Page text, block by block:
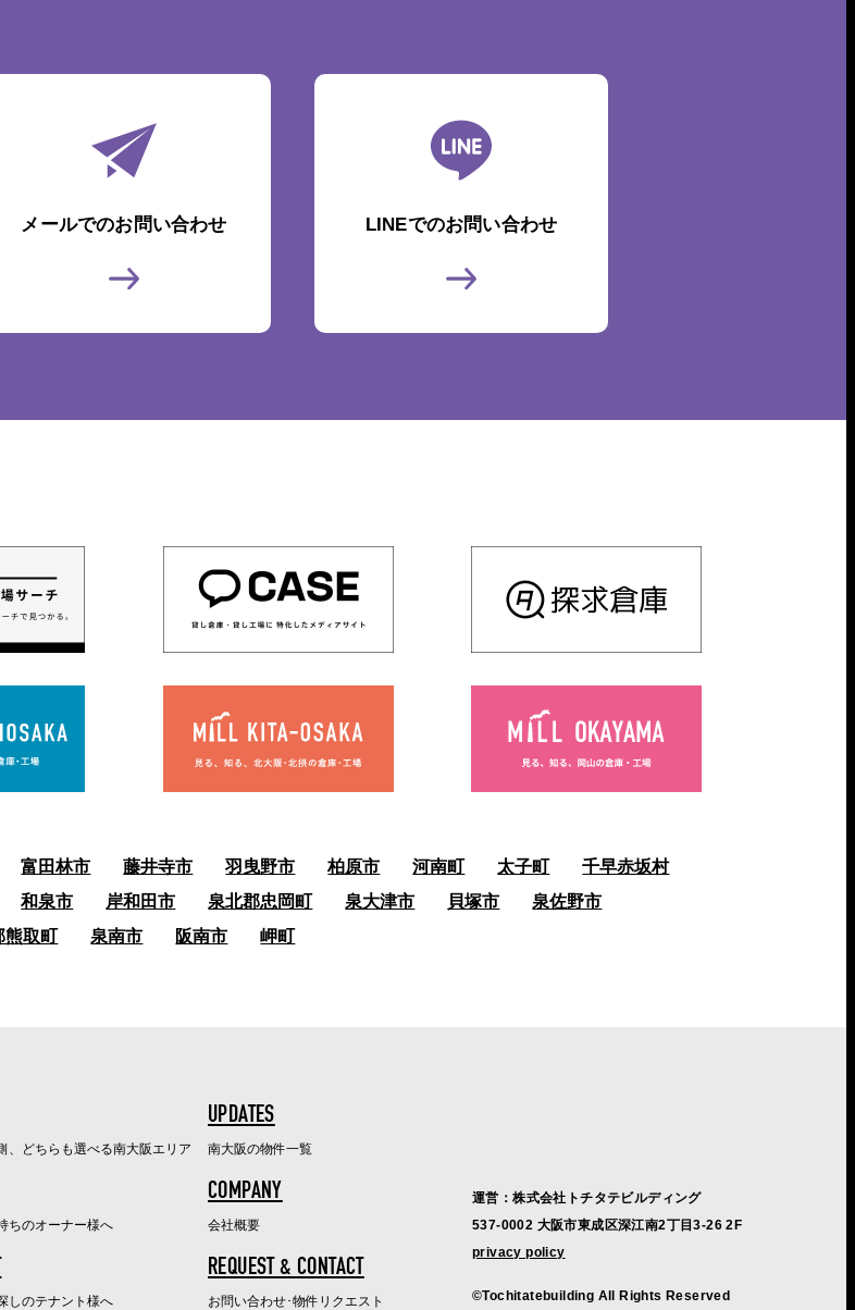
メールでのお問い合わせ LINEでのお問い合わせ
富田林市 藤井寺市 羽曳野市 柏原市 河南町 太子町
千早赤坂村
和泉市 岸和田市 泉北郡忠岡町 泉大津市 貝塚市
泉佐野市
熊取町 泉南市 阪南市 岬町
、どちらも選べる南大阪エリア
UPDATES
南大阪の物件一覧
ちのオーナー様へ
COMPANY
会社概要
しのテナント様へ
REQUEST & CONTACT
お問い合わせ･物件リクエスト
運営：株式会社トチタテビルディング
537-0002 大阪市東成区深江南2丁目3-26 2F
privacy policy
©Tochitatebuilding All Rights Reserved